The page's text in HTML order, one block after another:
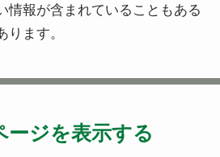
情報が含まれていることもある
ます。
ージを表示する